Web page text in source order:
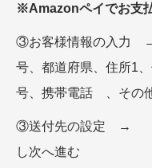
※Amazonペイでお支
③お客様情報の入力
号、都道府県、住所1
号、携帯電話 、その
③送付先の設定 → 【
し次へ進む